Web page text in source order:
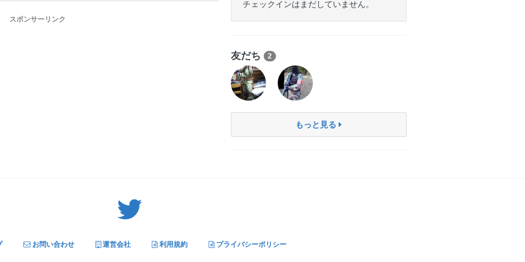
スポンサーリンク
チェックインはまだしていません。
友だち 2
もっと見る
お問い合わせ 運営会社 利用規約 プライバシーポリシー